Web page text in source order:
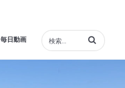
毎日動画 動画の検索語句